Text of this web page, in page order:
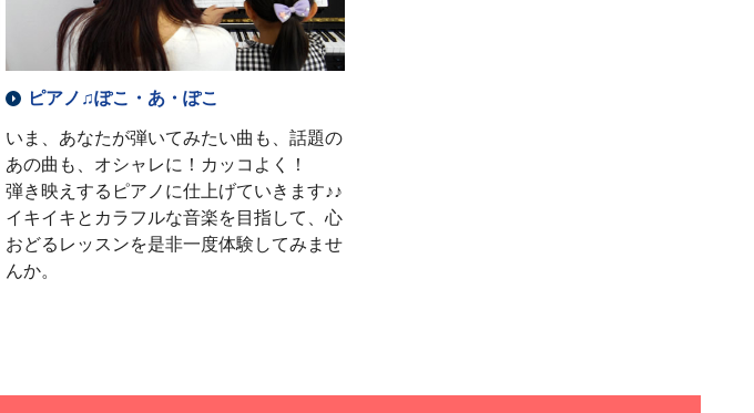
ピアノ♫ぽこ・あ・ぽこ
いま、あなたが弾いてみたい曲も、話題の
あの曲も、オシャレに！カッコよく！
弾き映えするピアノに仕上げていきます♪♪
イキイキとカラフルな音楽を目指して、心
おどるレッスンを是非一度体験してみませ
んか。